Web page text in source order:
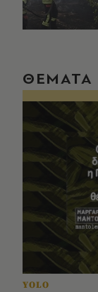
ΘΕΜΑΤΑ
YOLO